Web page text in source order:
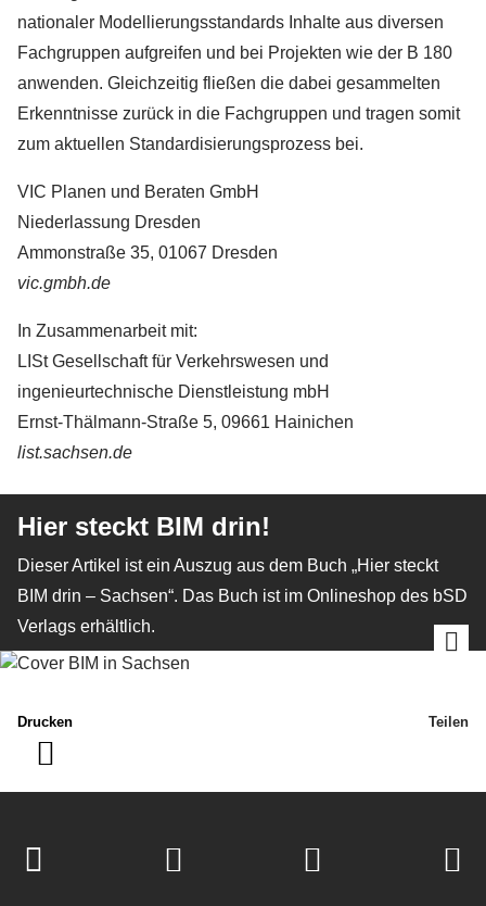
nationaler Modellierungsstandards Inhalte aus diversen
Fachgruppen aufgreifen und bei Projekten wie der B 180
anwenden. Gleichzeitig fließen die dabei gesammelten
Erkenntnisse zurück in die Fachgruppen und tragen somit
zum aktuellen Standardisierungsprozess bei.
VIC Planen und Beraten GmbH
Niederlassung Dresden
Ammonstraße 35, 01067 Dresden
vic.gmbh.de
In Zusammenarbeit mit:
LISt Gesellschaft für Verkehrswesen und
ingenieurtechnische Dienstleistung mbH
Ernst-Thälmann-Straße 5, 09661 Hainichen
list.sachsen.de
Hier steckt BIM drin!
Dieser Artikel ist ein Auszug aus dem Buch „Hier steckt
BIM drin – Sachsen“. Das Buch ist im Onlineshop des bSD
Verlags erhältlich.
Drucken Teilen